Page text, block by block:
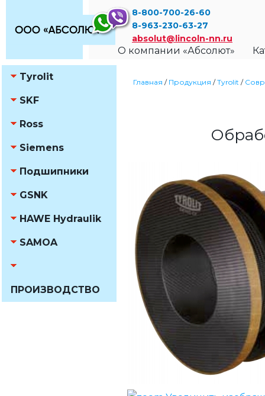
8-800-700-26-60
8-963-230-63-27
absolut@lincoln-nn.ru
О компании «Абсолют»
Tyrolit
SKF
Ross
Siemens
Подшипники
GSNK
HAWE Hydraulik
SAMOA
ПРОИЗВОДСТВО
Главная / Продукция /Tyrolit /